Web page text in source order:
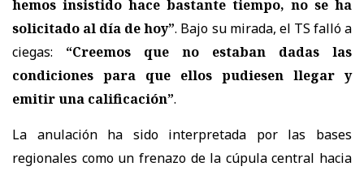
hemos insistido hace bastante tiempo, no se ha
solicitado al día de hoy”. Bajo su mirada, el TS falló a
ciegas: “Creemos que no estaban dadas las
condiciones para que ellos pudiesen llegar y
emitir una calificación”.
La anulación ha sido interpretada por las bases
regionales como un frenazo de la cúpula central hacia